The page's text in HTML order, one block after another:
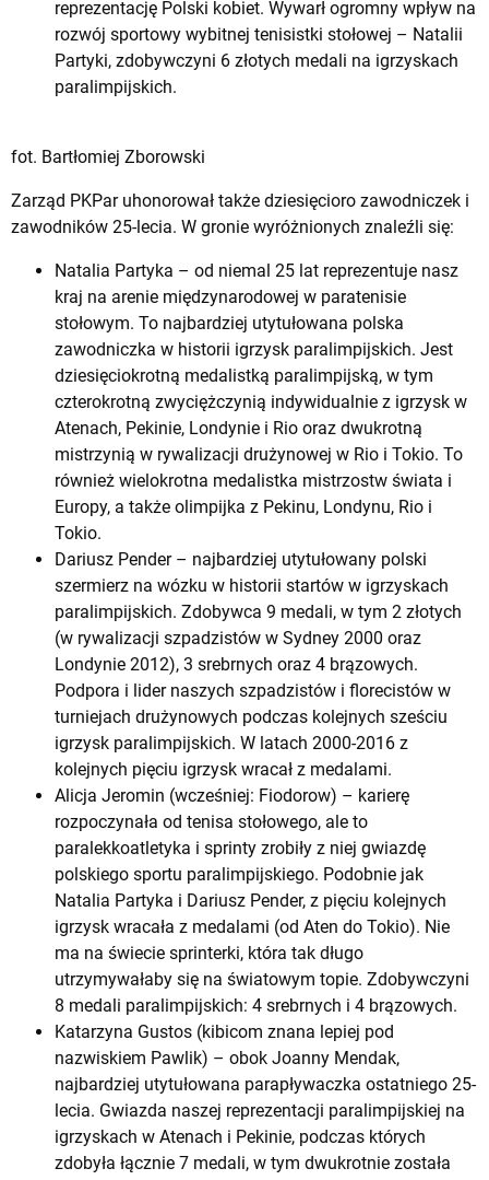
reprezentację Polski kobiet. Wywarł ogromny wpływ na
rozwój sportowy wybitnej tenisistki stołowej – Natalii
Partyki, zdobywczyni 6 złotych medali na igrzyskach
paralimpijskich.
fot. Bartłomiej Zborowski
Zarząd PKPar uhonorował także dziesięcioro zawodniczek i
zawodników 25-lecia. W gronie wyróżnionych znaleźli się:
Natalia Partyka – od niemal 25 lat reprezentuje nasz
kraj na arenie międzynarodowej w paratenisie
stołowym. To najbardziej utytułowana polska
zawodniczka w historii igrzysk paralimpijskich. Jest
dziesięciokrotną medalistką paralimpijską, w tym
czterokrotną zwyciężczynią indywidualnie z igrzysk w
Atenach, Pekinie, Londynie i Rio oraz dwukrotną
mistrzynią w rywalizacji drużynowej w Rio i Tokio. To
również wielokrotna medalistka mistrzostw świata i
Europy, a także olimpijka z Pekinu, Londynu, Rio i
Tokio.
Dariusz Pender – najbardziej utytułowany polski
szermierz na wózku w historii startów w igrzyskach
paralimpijskich. Zdobywca 9 medali, w tym 2 złotych
(w rywalizacji szpadzistów w Sydney 2000 oraz
Londynie 2012), 3 srebrnych oraz 4 brązowych.
Podpora i lider naszych szpadzistów i florecistów w
turniejach drużynowych podczas kolejnych sześciu
igrzysk paralimpijskich. W latach 2000-2016 z
kolejnych pięciu igrzysk wracał z medalami.
Alicja Jeromin (wcześniej: Fiodorow) – karierę
rozpoczynała od tenisa stołowego, ale to
paralekkoatletyka i sprinty zrobiły z niej gwiazdę
polskiego sportu paralimpijskiego. Podobnie jak
Natalia Partyka i Dariusz Pender, z pięciu kolejnych
igrzysk wracała z medalami (od Aten do Tokio). Nie
ma na świecie sprinterki, która tak długo
utrzymywałaby się na światowym topie. Zdobywczyni
8 medali paralimpijskich: 4 srebrnych i 4 brązowych.
Katarzyna Gustos (kibicom znana lepiej pod
nazwiskiem Pawlik) – obok Joanny Mendak,
najbardziej utytułowana parapływaczka ostatniego 25-
lecia. Gwiazda naszej reprezentacji paralimpijskiej na
igrzyskach w Atenach i Pekinie, podczas których
zdobyła łącznie 7 medali, w tym dwukrotnie została